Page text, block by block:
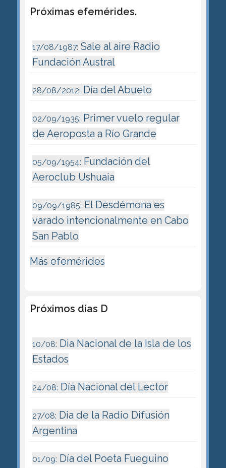
Próximas efemérides.
17/08/1987: Sale al aire Radio
Fundación Austral
28/08/2012: Día del Abuelo
02/09/1935: Primer vuelo regular
de Aeroposta a Río Grande
05/09/1954: Fundación del
Aeroclub Ushuaia
09/09/1985: El Desdémona es
varado intencionalmente en Cabo
San Pablo
Más efemérides
Próximos días D
10/08: Dia Nacional de la Isla de los
Estados
24/08: Día Nacional del Lector
27/08: Dia de la Radio Difusión
Argentina
01/09: Día del Poeta Fueguino